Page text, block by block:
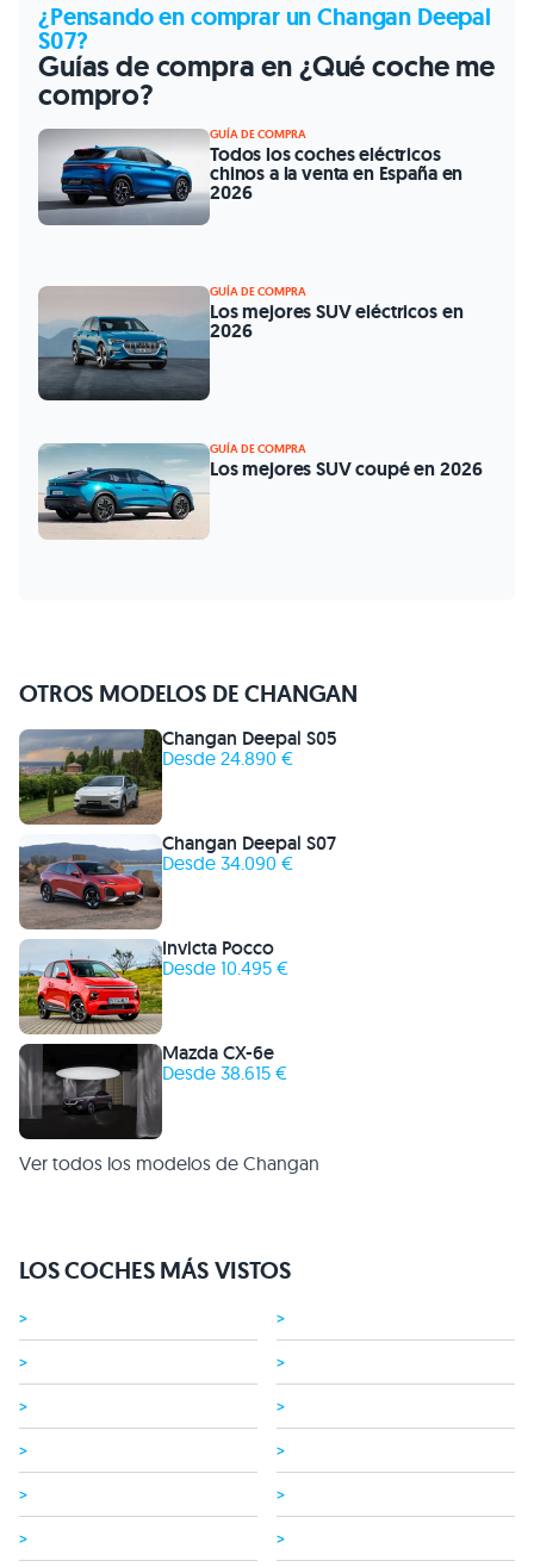
¿Pensando en comprar un Changan Deepal
S07?
Guías de compra en ¿Qué coche me
compro?
GUÍA DE COMPRA
Todos los coches eléctricos
chinos a la venta en España en
2026
GUÍA DE COMPRA
Los mejores SUV eléctricos en
2026
GUÍA DE COMPRA
Los mejores SUV coupé en 2026
OTROS MODELOS DE CHANGAN
Changan Deepal S05
Desde 24.890 €
Changan Deepal S07
Desde 34.090 €
Invicta Pocco
Desde 10.495 €
Mazda CX-6e
Desde 38.615 €
Ver todos los modelos de Changan
LOS COCHES MÁS VISTOS
>
>
>
>
>
>
>
>
>
>
>
>